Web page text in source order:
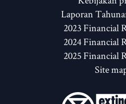
Laporan
2023 Financial
2024 Financial
2025 Financial
Site